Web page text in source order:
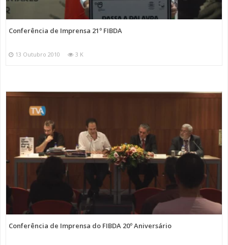
Conferência de Imprensa 21º FIBDA
13 Outubro 2010 3 K
Conferência de Imprensa do FIBDA 20º Aniversário